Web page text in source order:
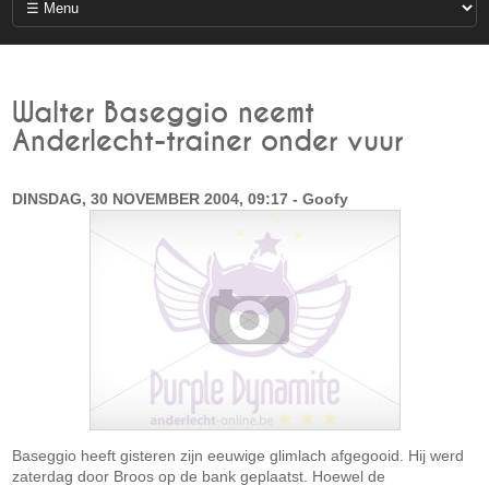
Walter Baseggio neemt
Anderlecht-trainer onder vuur
DINSDAG, 30 NOVEMBER 2004, 09:17 - Goofy
Baseggio heeft gisteren zijn eeuwige glimlach afgegooid. Hij werd
zaterdag door Broos op de bank geplaatst. Hoewel de